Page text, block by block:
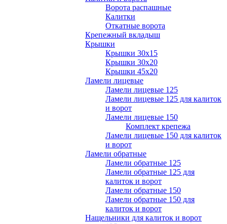
Ворота распашные
Калитки
Откатные ворота
Крепежный вкладыш
Крышки
Крышки 30х15
Крышки 30х20
Крышки 45х20
Ламели лицевые
Ламели лицевые 125
Ламели лицевые 125 для калиток
и ворот
Ламели лицевые 150
Комплект крепежа
Ламели лицевые 150 для калиток
и ворот
Ламели обратные
Ламели обратные 125
Ламели обратные 125 для
калиток и ворот
Ламели обратные 150
Ламели обратные 150 для
калиток и ворот
Нащельники для калиток и ворот